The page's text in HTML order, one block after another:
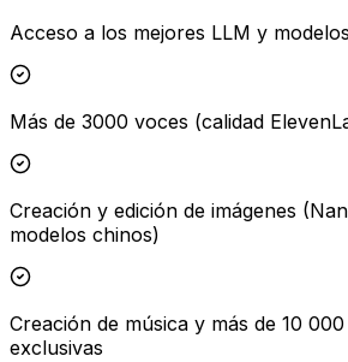
Acceso a los mejores LLM y
Más de 3000 voces (calidad
Creación y edición de imágenes
modelos chinos)
Creación de música y más de 10
exclusivas